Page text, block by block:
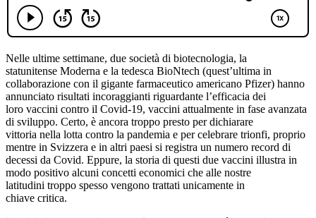
Nelle ultime settimane, due società di biotecnologia, la
statunitense Moderna e la tedesca BioNtech (quest’ultima in
collaborazione con il gigante farmaceutico americano Pfizer) hanno
annunciato risultati incoraggianti riguardante l’efficacia dei
loro vaccini contro il Covid-19, vaccini attualmente in fase avanzata
di sviluppo. Certo, è ancora troppo presto per dichiarare
vittoria nella lotta contro la pandemia e per celebrare trionfi, proprio
mentre in Svizzera e in altri paesi si registra un numero record di
decessi da Covid. Eppure, la storia di questi due vaccini illustra in
modo positivo alcuni concetti economici che alle nostre
latitudini troppo spesso vengono trattati unicamente in
chiave critica.